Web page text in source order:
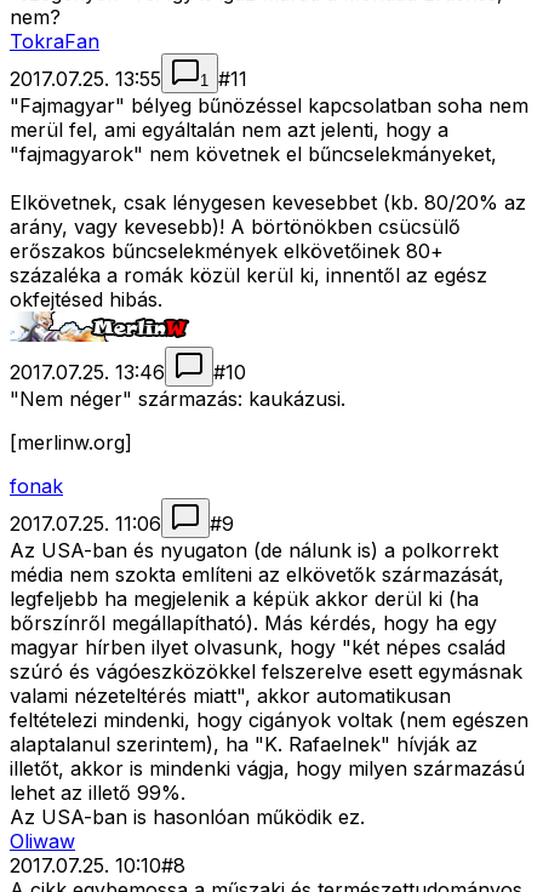
nem?
TokraFan
2017.07.25. 13:55
1 #11
"Fajmagyar" bélyeg bűnözéssel kapcsolatban soha nem
merül fel, ami egyáltalán nem azt jelenti, hogy a
"fajmagyarok" nem követnek el bűncselekmányeket,
Elkövetnek, csak lénygesen kevesebbet (kb. 80/20% az
arány, vagy kevesebb)! A börtönökben csücsülő
erőszakos bűncselekmények elkövetőinek 80+
százaléka a romák közül kerül ki, innentől az egész
okfejtésed hibás.
2017.07.25. 13:46 #10
"Nem néger" származás: kaukázusi.
[merlinw.org]
fonak
2017.07.25. 11:06
#9
Az USA-ban és nyugaton (de nálunk is) a polkorrekt
média nem szokta említeni az elkövetők származását,
legfeljebb ha megjelenik a képük akkor derül ki (ha
bőrszínről megállapítható). Más kérdés, hogy ha egy
magyar hírben ilyet olvasunk, hogy "két népes család
szúró és vágóeszközökkel felszerelve esett egymásnak
valami nézeteltérés miatt", akkor automatikusan
feltételezi mindenki, hogy cigányok voltak (nem egészen
alaptalanul szerintem), ha "K. Rafaelnek" hívják az
illetőt, akkor is mindenki vágja, hogy milyen származású
lehet az illető 99%.
Az USA-ban is hasonlóan működik ez.
Oliwaw
2017.07.25. 10:10#8